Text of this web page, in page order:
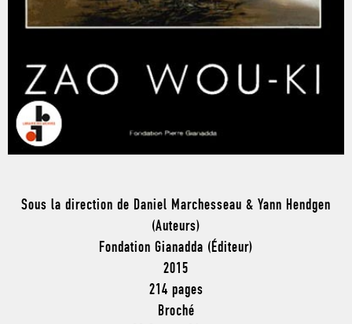
Sous la direction de Daniel Marchesseau & Yann Hendgen
(Auteurs)
Fondation Gianadda (Éditeur)
2015
214 pages
Broché